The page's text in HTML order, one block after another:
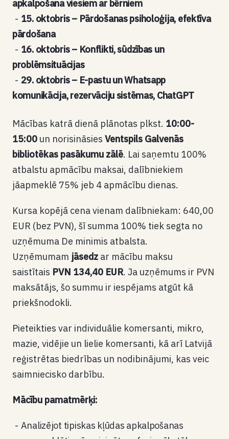
apkalpošana viesiem ar bērniem
15. oktobris – Pārdošanas psiholoģija, efektīva
pārdošana
16. oktobris – Konflikti, sūdzības un
problēmsituācijas
29. oktobris – E-pastu un Whatsapp
komunikācija, rezervāciju sistēmas, ChatGPT
Mācības katrā dienā plānotas plkst. 10:00-
15:00 un norisināsies Ventspils Galvenās
bibliotēkas pasākumu zālē. Lai saņemtu 100%
atbalstu apmācību maksai, dalībniekiem
jāapmeklē 75% jeb 4 apmācību dienas.
Kursa kopējā cena vienam dalībniekam: 640,00
EUR (bez PVN), šī summa 100% tiek segta no
uzņēmuma De minimis atbalsta.
Uzņēmumam jāsedz ar mācību maksu
saistītais PVN 134,40 EUR. Ja uzņēmums ir PVN
maksātājs, šo summu ir iespējams atgūt kā
priekšnodokli.
Pieteikties var individuālie komersanti, mikro,
mazie, vidējie un lielie komersanti, kā arī Latvijā
reģistrētas biedrības un nodibinājumi, kas veic
saimniecisko darbību.
Mācību pamatmērķi:
Analizējot tipiskas kļūdas apkalpošanas